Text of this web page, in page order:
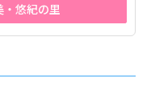
悠紀の里